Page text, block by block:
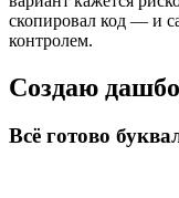
скопировал код — и
контролем.
Создаю
Всё готово